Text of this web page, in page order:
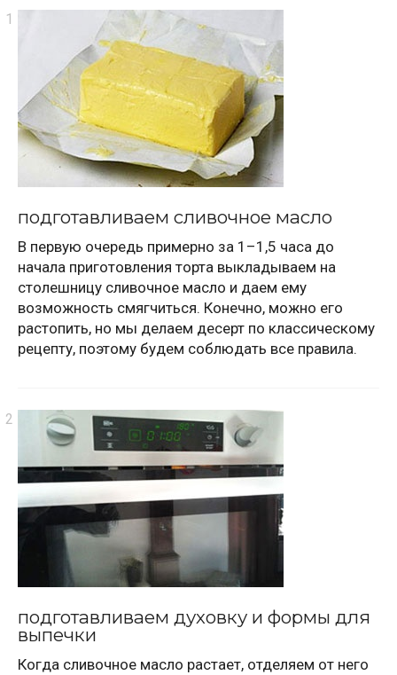
подготавливаем сливочное масло
В первую очередь примерно за 1–1,5 часа до
начала приготовления торта выкладываем на
столешницу сливочное масло и даем ему
возможность смягчиться. Конечно, можно его
растопить, но мы делаем десерт по классическому
рецепту, поэтому будем соблюдать все правила.
подготавливаем духовку и формы для
выпечки
Когда сливочное масло растает, отделяем от него